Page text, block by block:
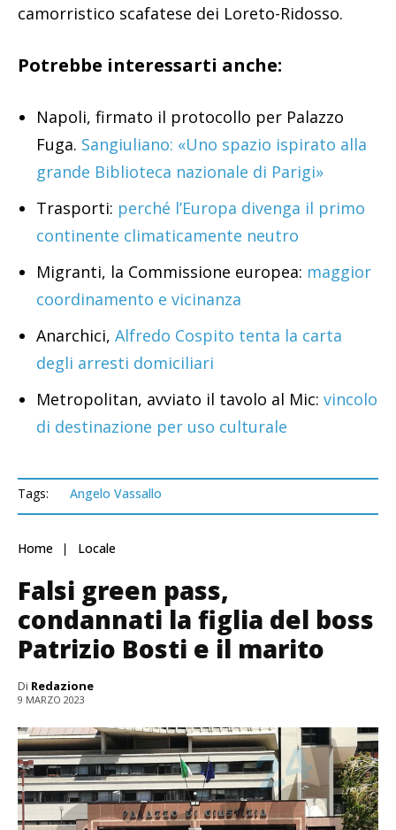
camorristico scafatese dei Loreto-Ridosso.
Potrebbe interessarti anche:
Napoli, firmato il protocollo per Palazzo
Fuga. Sangiuliano: «Uno spazio ispirato alla
grande Biblioteca nazionale di Parigi»
Trasporti: perché l’Europa divenga il primo
continente climaticamente neutro
Migranti, la Commissione europea: maggior
coordinamento e vicinanza
Anarchici, Alfredo Cospito tenta la carta
degli arresti domiciliari
Metropolitan, avviato il tavolo al Mic: vincolo
di destinazione per uso culturale
Tags: Angelo Vassallo
Home Locale
Falsi green pass,
condannati la figlia del boss
Patrizio Bosti e il marito
Di Redazione
9 MARZO 2023